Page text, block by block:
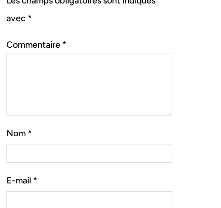
avec *
Commentaire *
Nom *
E-mail *